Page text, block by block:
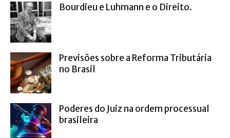
Bourdieu e Luhmann e o Direito.
Previsões sobre a Reforma Tributária
no Brasil
Poderes do Juiz na ordem processual
brasileira